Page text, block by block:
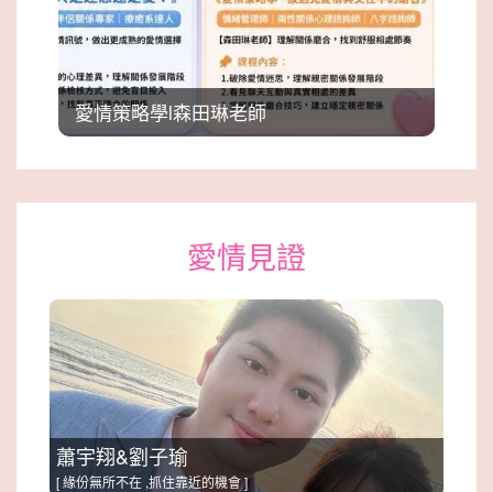
愛情策略學l森田琳老師
愛情見證
蕭宇翔&劉子瑜
[ 緣份無所不在 ,抓住靠近的機會 ]